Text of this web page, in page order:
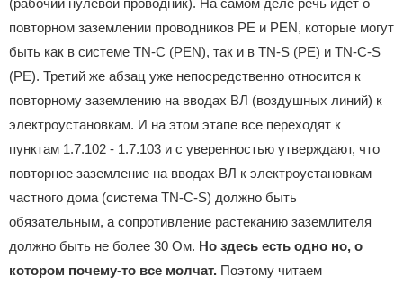
повторном заземлении проводников РЕ и PEN, которые могут
быть как в системе TN-C (PEN), так и в TN-S (PE) и TN-C-S
(PE). Третий же абзац уже непосредственно относится к
повторному заземлению на вводах ВЛ (воздушных линий) к
электроустановкам. И на этом этапе все переходят к
пунктам 1.7.102 - 1.7.103 и с уверенностью утверждают, что
повторное заземление на вводах ВЛ к электроустановкам
частного дома (система TN-C-S) должно быть
обязательным, а сопротивление растеканию заземлителя
должно быть не более 30 Ом. Но здесь есть одно но, о
котором почему-то все молчат. Поэтому читаем